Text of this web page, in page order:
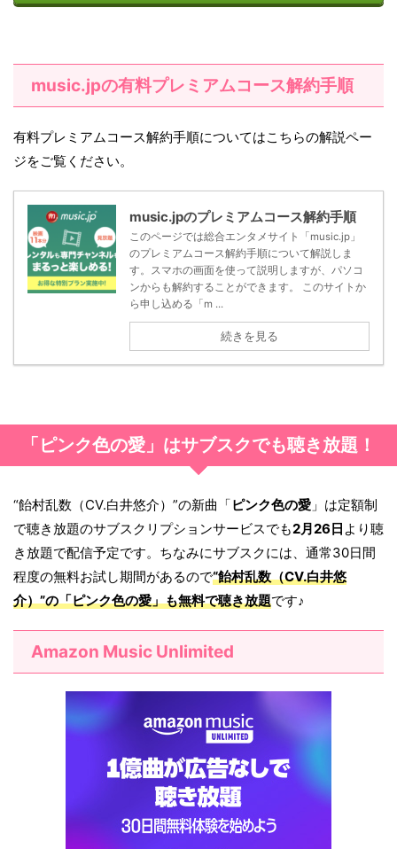
music.jpの有料プレミアムコース解約手順
有料プレミアムコース解約手順についてはこちらの解説ペー
ジをご覧ください。
music.jpのプレミアムコース解約手順
このページでは総合エンタメサイト「music.jp」
のプレミアムコース解約手順について解説しま
す。スマホの画面を使って説明しますが、パソコ
ンからも解約することができます。 このサイトか
ら申し込める「m ...
続きを見る
「ピンク色の愛」はサブスクでも聴き放題！
“飴村乱数（CV.白井悠介）”の新曲「ピンク色の愛 」は定額制
で聴き放題のサブスクリプションサービスでも2月26日 より聴
き放題で配信予定です。ちなみにサブスクには、通常30日間
程度の無料お試し期間があるので“飴村乱数（CV.白井悠
介）”の「ピンク色の愛」も無料で聴き放題です♪
Amazon Music Unlimited